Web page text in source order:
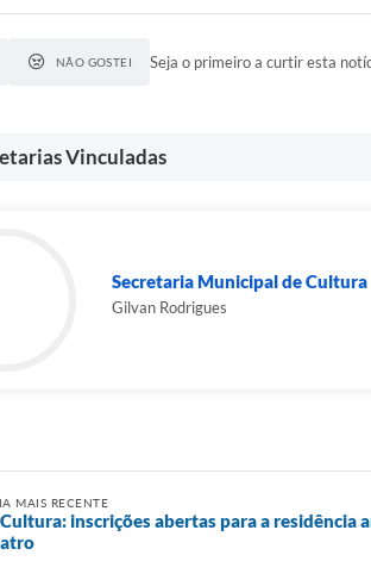
NÃO GOSTEI Seja o primeiro a curtir esta
Vinculadas
Secretaria Municipal de Cultura
Gilvan Rodrigues
MAIS RECENTE
inscrições abertas para a residência